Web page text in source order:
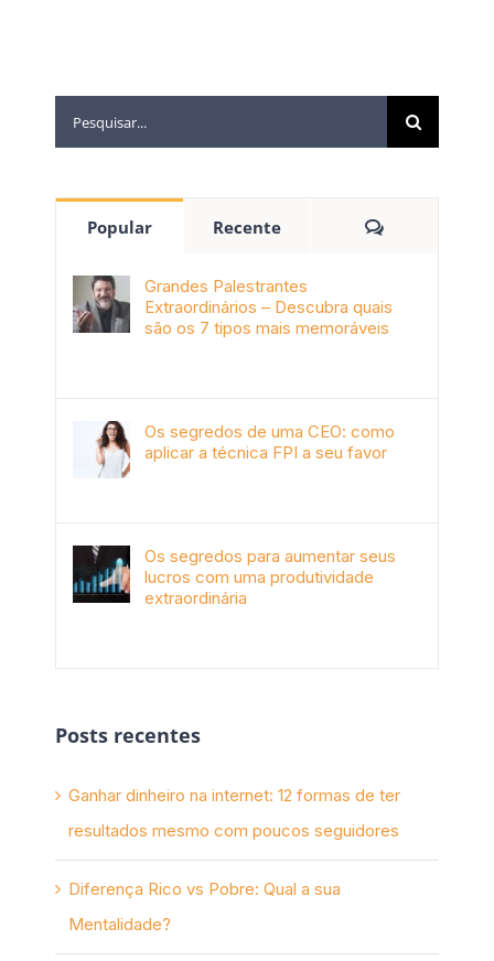
Popular Recente
Grandes Palestrantes
Extraordinários – Descubra quais
são os 7 tipos mais memoráveis
Os segredos de uma CEO: como
aplicar a técnica FPI a seu favor
Os segredos para aumentar seus
lucros com uma produtividade
extraordinária
Posts recentes
Ganhar dinheiro na internet: 12 formas de ter
resultados mesmo com poucos seguidores
Diferença Rico vs Pobre: Qual a sua
Mentalidade?